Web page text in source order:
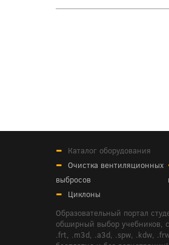
Каталог оборудования
Очистка вентиляционных
выбросов
Циклоны
Образовательный портал
обширный выбор учебников,
.frt, .m3d, .a3d, .spw, .kdw,